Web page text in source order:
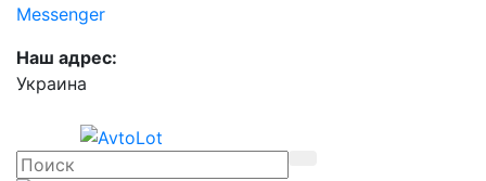
Messenger
Наш адрес:
Украина